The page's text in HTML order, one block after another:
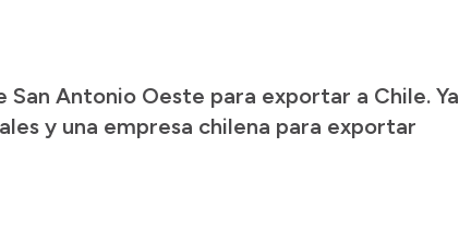
Antonio Oeste para exportar a Chile. Ya
y una empresa chilena para exportar